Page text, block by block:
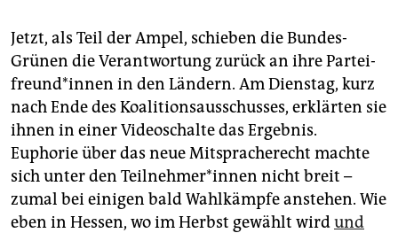
Jetzt, als Teil der Ampel, schieben die Bundes-
Grünen die Verantwortung zurück an ihre Par­tei­
freun­d*in­nen in den Ländern. Am Dienstag, kurz
nach Ende des Koalitionsausschusses, erklärten sie
ihnen in einer Videoschalte das Ergebnis.
Euphorie über das neue Mitspracherecht machte
sich unter den Teil­neh­me­r*in­nen nicht breit –
zumal bei einigen bald Wahlkämpfe anstehen. Wie
eben in Hessen, wo im Herbst gewählt wirdund